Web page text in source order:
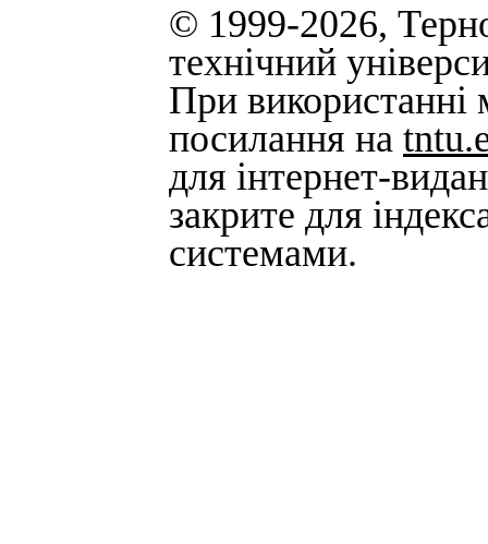
© 1999-2026,
технічний
При використанні
посилання на
для інтернет-
закрите для
системами.